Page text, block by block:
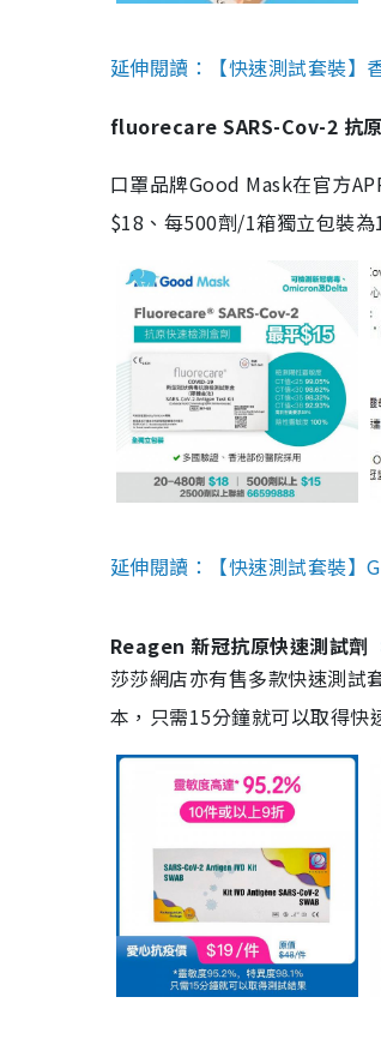
延伸閱讀：【快速測試套裝】
fluorecare SARS-Cov-2 抗
口罩品牌Good Mask在官方
$18、每500劑/1箱獨立包裝
延伸閱讀：【快速測試套裝】
Reagen 新冠抗原快速測試劑
莎莎網店亦有售多款快速測
本，只需15分鐘就可以取得快